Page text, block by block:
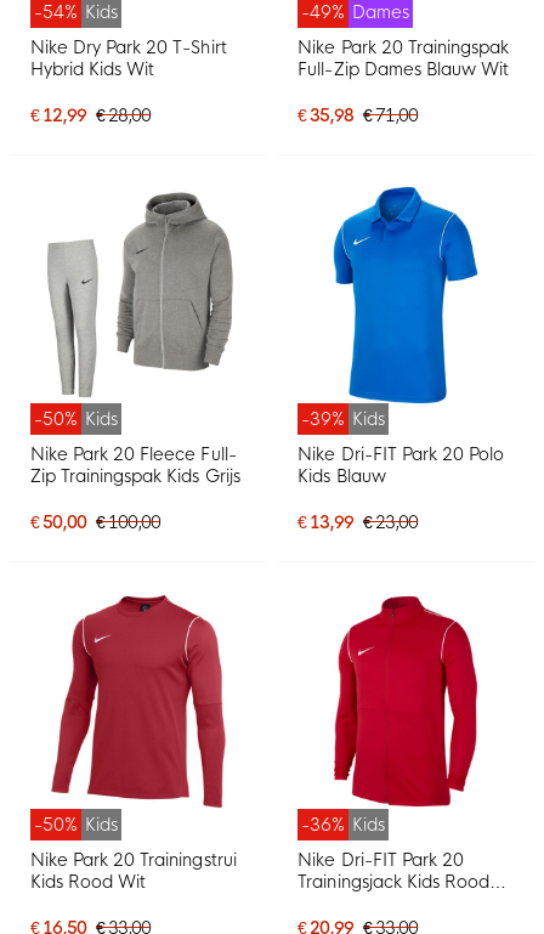
-54% Kids
Nike Dry Park 20 T-Shirt
Hybrid Kids Wit
€ 12,99 € 28,00
-49% Dames
Nike Park 20 Trainingspak
Full-Zip Dames Blauw Wit
€ 35,98 € 71,00
-50% Kids
Nike Park 20 Fleece Full-
Zip Trainingspak Kids Grijs
€ 50,00 € 100,00
-39% Kids
Nike Dri-FIT Park 20 Polo
Kids Blauw
€ 13,99 € 23,00
-50% Kids
Nike Park 20 Trainingstrui
Kids Rood Wit
€ 16,50 € 33,00
-36% Kids
Nike Dri-FIT Park 20
Trainingsjack Kids Rood
€ 20,99 € 33,00